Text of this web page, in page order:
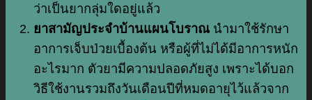
ว่าเป็นยากลุ่มใดอยู่แล้ว
ยาสามัญประจำบ้านแผนโบราณ นำมาใช้รักษา
อาการเจ็บป่วยเบื้องต้น หรือผู้ที่ไม่ได้มีอาการหนัก
อะไรมาก ตัวยามีความปลอดภัยสูง เพราะได้บอก
วิธีใช้งานรวมถึงวันเดือนปีที่หมดอายุไว้แล้วจาก